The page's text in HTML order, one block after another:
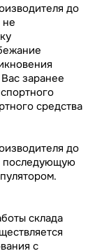
до
не
заранее
средства
до
последующую
склада
с